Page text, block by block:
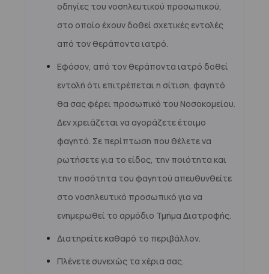
οδηγίες του νοσηλευτικού προσωπικού,
στο οποίο έχουν δοθεί σχετικές εντολές
από τον θεράποντα ιατρό.
Εφόσον, από τον θεράποντα ιατρό δοθεί
εντολή ότι επιτρέπεται η σίτιση, φαγητό
θα σας φέρει προσωπικό του Νοσοκομείου.
Δεν χρειάζεται να αγοράζετε έτοιμο
φαγητό. Σε περίπτωση που θέλετε να
ρωτήσετε για το είδος, την ποιότητα και
την ποσότητα του φαγητού απευθυνθείτε
στο νοσηλευτικό προσωπικό για να
ενημερωθεί το αρμόδιο Τμήμα Διατροφής.
Διατηρείτε καθαρό το περιβάλλον.
Πλένετε συνεχώς τα χέρια σας.